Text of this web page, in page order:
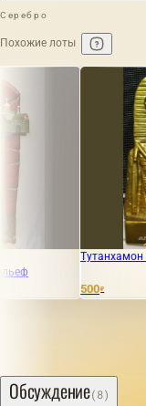
Серебро
Похожие лоты
Тутанхамон статуэтка
Обсуждение(8)